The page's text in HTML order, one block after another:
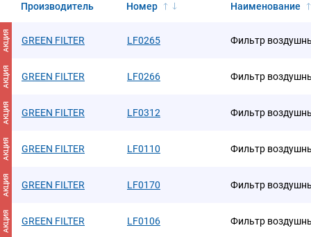
Производитель Номер Наименование
АКЦИЯ GREEN FILTER LF0265 Фильтр
АКЦИЯ GREEN FILTER LF0266 Фильтр
АКЦИЯ GREEN FILTER LF0312 Фильтр
АКЦИЯ GREEN FILTER LF0110 Фильтр
АКЦИЯ GREEN FILTER LF0170 Фильтр
АКЦИЯ GREEN FILTER LF0106 Фильтр